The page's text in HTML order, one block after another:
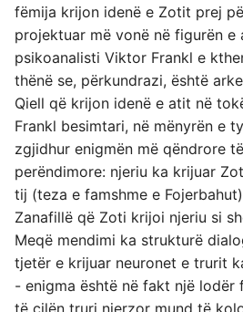
fëmija krijon idenë e Zotit prej
projektuar më vonë në figurën
psikoanalisti Viktor Frankl e
thënë se, përkundrazi, është
Qiell që krijon idenë e atit në
Frankl besimtari, në mënyrën e
zgjidhur enigmën më qëndrore
perëndimore: njeriu ka krijuar
tij (teza e famshme e
Zanafillë që Zoti krijoi njeriu si
Meqë mendimi ka strukturë
tjetër e krijuar neuronet e trurit
- enigma është në fakt një lodër